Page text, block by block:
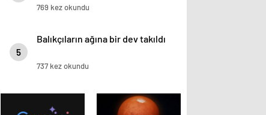
769 kez okundu
5
Balıkçıların ağına bir dev takıldı
737 kez okundu